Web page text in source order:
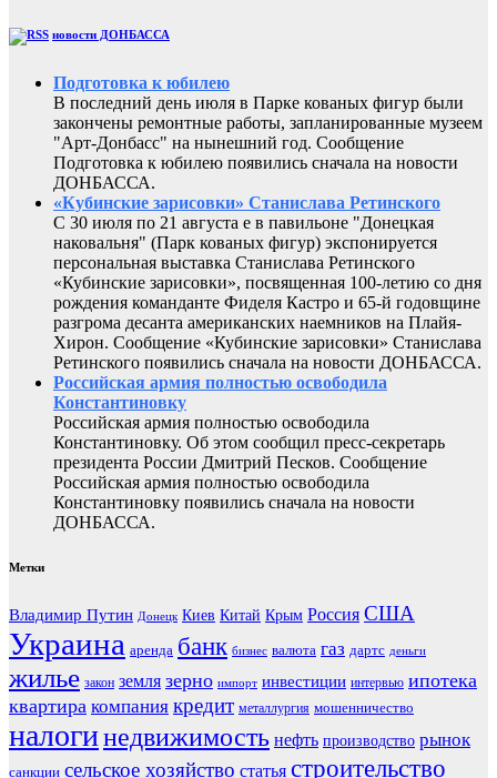
новости ДОНБАССА
Подготовка к юбилею
В последний день июля в Парке кованых фигур были
закончены ремонтные работы, запланированные музеем
"Арт-Донбасс" на нынешний год. Сообщение
Подготовка к юбилею появились сначала на новости
ДОНБАССА.
«Кубинские зарисовки» Станислава Ретинского
С 30 июля по 21 августа е в павильоне "Донецкая
наковальня" (Парк кованых фигур) экспонируется
персональная выставка Станислава Ретинского
«Кубинские зарисовки», посвященная 100-летию со дня
рождения команданте Фиделя Кастро и 65-й годовщине
разгрома десанта американских наемников на Плайя-
Хирон. Сообщение «Кубинские зарисовки» Станислава
Ретинского появились сначала на новости ДОНБАССА.
Российская армия полностью освободила
Константиновку
Российская армия полностью освободила
Константиновку. Об этом сообщил пресс-секретарь
президента России Дмитрий Песков. Сообщение
Российская армия полностью освободила
Константиновку появились сначала на новости
ДОНБАССА.
Метки
Владимир Путин Донецк Киев Китай Крым Россия США
Украина аренда банк бизнес валюта газ дартс деньги
жилье закон земля зерно импорт инвестиции интервью ипотека
квартира компания кредит металлургия мошенничество
налогинедвижимость нефть производство рынок
санкции сельское хозяйство статья строительство